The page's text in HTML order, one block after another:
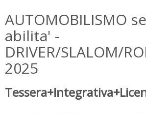
AUTOMOBILISMO
abilita' -
DRIVER/SLALOM/
2025